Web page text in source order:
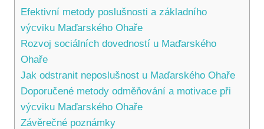
Efektivní metody poslušnosti a základního
výcviku Maďarského Ohaře
Rozvoj sociálních dovedností u Maďarského
Ohaře
Jak odstranit neposlušnost u Maďarského Ohaře
Doporučené metody odměňování a motivace při
výcviku Maďarského Ohaře
Závěrečné poznámky